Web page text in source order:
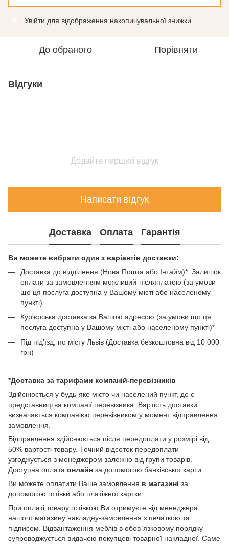
Увійти для відображення накопичувальної знижки
До обраного Порівняти
Відгуки
Додайте перший відгук
Написати відгук
Доставка Оплата Гарантія
Ви можете вибрати один з варіантів доставки:
Доставка до відділення (Нова Пошта або Інтайм)*. Залишок
оплати за замовленням можливий-післяплатою (за умови
що ця послуга доступна у Вашому місті або населеному
пункті)
Кур'єрська доставка за Вашою адресою (за умови що ця
послуга доступна у Вашому місті або населеному пункті)*
Під під'їзд, по місту Львів (Доставка безкоштовна від 10 000
грн)
*Доставка за тарифами компаній-перевізників
Здійснюється у будь-яке місто чи населений пункт, де є
представництва компанії перевізника. Вартість доставки
визначається компанією перевізником у момент відправлення
замовлення.
Відправлення здійснюється після передоплати у розмірі від
50% вартості товару. Точний відсоток передоплати
узгоджується з менеджером залежно від групи товарів.
Доступна оплата онлайн за допомогою банківської карти.
Ви можете оплатити Ваше замовлення в магазині за
допомогою готівки або платіжної картки.
При оплаті товару готівкою Ви отримуєте від менеджера
нашого магазину накладну-замовлення з печаткою та
підписом. Відвантаження меблів в обов`язковому порядку
супроводжується видачею покупцеві товарної накладної. Саме